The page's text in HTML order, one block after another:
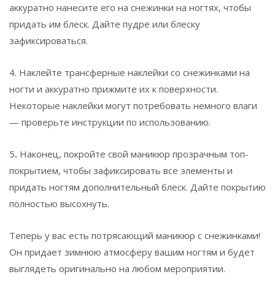
аккуратно нанесите его на снежинки на ногтях, чтобы
придать им блеск. Дайте пудре или блеску
зафиксироваться.
4. Наклейте трансферные наклейки со снежинками на
ногти и аккуратно прижмите их к поверхности.
Некоторые наклейки могут потребовать немного влаги
— проверьте инструкции по использованию.
5. Наконец, покройте свой маникюр прозрачным топ-
покрытием, чтобы зафиксировать все элементы и
придать ногтям дополнительный блеск. Дайте покрытию
полностью высохнуть.
Теперь у вас есть потрясающий маникюр с снежинками!
Он придает зимнюю атмосферу вашим ногтям и будет
выглядеть оригинально на любом мероприятии.